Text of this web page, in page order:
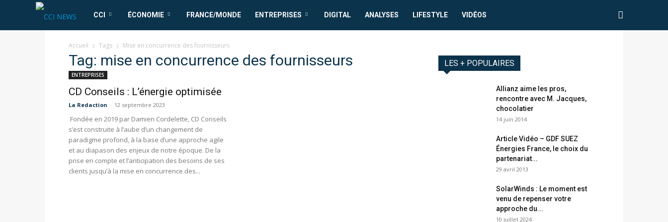
CCI
News
CCI ÉCONOMIE FRANCE/MONDE ENTREPRISES DIGITAL ANALYSES LIFESTYLE VIDÉOS
Accueil Tags Mise en concurrence des fournisseurs
Tag: mise en concurrence des fournisseurs
ENTREPRISES
CD Conseils : L’énergie optimisée
La Redaction - 12 septembre 2023
Fondée en 2019 par Damien Cordelette, CD Conseils
s’est construite à l’aube d’un changement de
paradigme profond, à la base d’une approche agile
et au diapason des enjeux de notre époque. De la
prise en compte et l’anticipation des besoins de ses
clients jusqu’à la mise en concurrence des...
LES + POPULAIRES
Allianz aime les pros,
rencontre avec M. Jacques,
chocolatier
14 juin 2014
Article Vidéo – GDF SUEZ
Énergies France, le choix du
partenariat...
29 avril 2013
SolarWinds : Le moment est
venu de repenser votre
approche du...
10 juillet 2024